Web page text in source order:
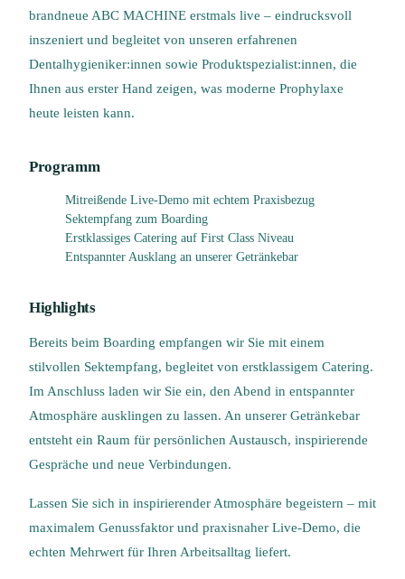
brandneue ABC MACHINE erstmals live – eindrucksvoll
inszeniert und begleitet von unseren erfahrenen
Dentalhygieniker:innen sowie Produktspezialist:innen, die
Ihnen aus erster Hand zeigen, was moderne Prophylaxe
heute leisten kann.
Programm
Mitreißende Live-Demo mit echtem Praxisbezug
Sektempfang zum Boarding
Erstklassiges Catering auf First Class Niveau
Entspannter Ausklang an unserer Getränkebar
Highlights
Bereits beim Boarding empfangen wir Sie mit einem
stilvollen Sektempfang, begleitet von erstklassigem Catering.
Im Anschluss laden wir Sie ein, den Abend in entspannter
Atmosphäre ausklingen zu lassen. An unserer Getränkebar
entsteht ein Raum für persönlichen Austausch, inspirierende
Gespräche und neue Verbindungen.
Lassen Sie sich in inspirierender Atmosphäre begeistern – mit
maximalem Genussfaktor und praxisnaher Live-Demo, die
echten Mehrwert für Ihren Arbeitsalltag liefert.